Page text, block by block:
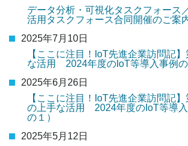
データ分析・可視化タスクフォース
活用タスクフォース合同開催のご案
2025年7月10日
【ここに注目！IoT先進企業訪問記
な活用 2024年度のIoT等導入事例の
2025年6月26日
【ここに注目！IoT先進企業訪問記
の上手な活用 2024年度のIoT等導
の１）
2025年5月12日